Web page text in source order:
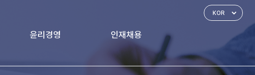
윤리경영 인재채용